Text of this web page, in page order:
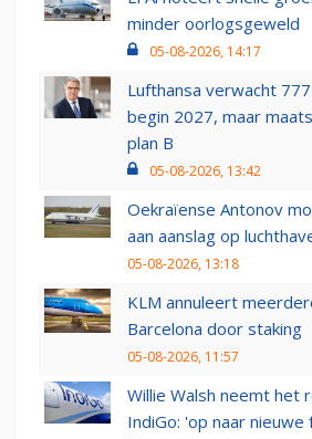
minder oorlogsgeweld
05-08-2026, 14:17
Lufthansa verwacht
begin 2027, maar
plan B
05-08-2026, 13:42
Oekraïense Antonov
aan aanslag op
05-08-2026, 13:18
KLM annuleert
Barcelona door staking
05-08-2026, 11:57
Willie Walsh neemt het
IndiGo: 'op naar